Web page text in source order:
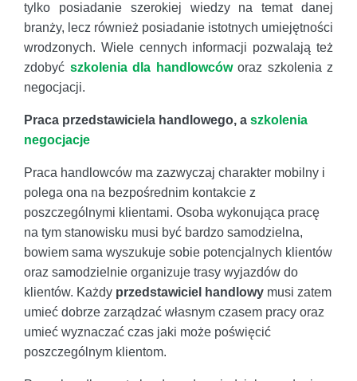
tylko posiadanie szerokiej wiedzy na temat danej
branży, lecz również posiadanie istotnych umiejętności
wrodzonych. Wiele cennych informacji pozwalają też
zdobyć szkolenia dla handlowcóworaz szkolenia z
negocjacji.
Praca przedstawiciela handlowego, a szkolenia
negocjacje
Praca handlowców ma zazwyczaj charakter mobilny i
polega ona na bezpośrednim kontakcie z
poszczególnymi klientami. Osoba wykonująca pracę
na tym stanowisku musi być bardzo samodzielna,
bowiem sama wyszukuje sobie potencjalnych klientów
oraz samodzielnie organizuje trasy wyjazdów do
klientów. Każdy przedstawiciel handlowy musi zatem
umieć dobrze zarządzać własnym czasem pracy oraz
umieć wyznaczać czas jaki może poświęcić
poszczególnym klientom.